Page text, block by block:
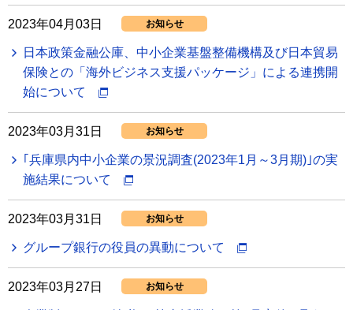
2023年04月03日 お知らせ
日本政策金融公庫、中小企業基盤整備機構及び日本貿易
保険との「海外ビジネス支援パッケージ」による連携開
始について
2023年03月31日 お知らせ
｢兵庫県内中小企業の景況調査(2023年1月～3月期)｣の実
施結果について
2023年03月31日 お知らせ
グループ銀行の役員の異動について
2023年03月27日 お知らせ